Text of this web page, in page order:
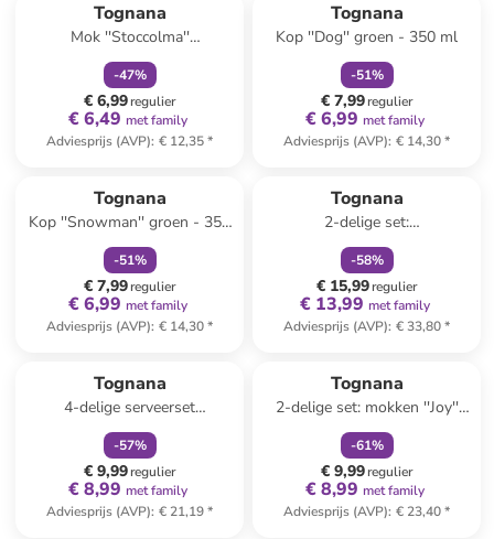
Tognana
Mok ''Stoccolma''
wit/groen/rood - 520 ml
-47%
€ 6,99regulier
€ 6,49 met family
Adviesprijs (AVP): € 12,35*
Tognana
Kop ''Dog'' groen - 350 ml
-51%
€ 7,99regulier
€ 6,99 met family
Adviesprijs (AVP): € 14,30*
Tognana
Kop ''Snowman'' groen - 350
ml
-51%
€ 7,99regulier
€ 6,99 met family
Adviesprijs (AVP): € 14,30*
Tognana
2-delige set:
champagneglazen ''Iride''
beige - 230 ml
-58%
€ 15,99regulier
€ 13,99 met family
Adviesprijs (AVP): € 33,80*
Tognana
4-delige serveerset
bruin/beige - (L)32 cm
-57%
€ 9,99regulier
€ 8,99 met family
Adviesprijs (AVP): € 21,19*
Tognana
2-delige set: mokken ''Joy''
wit/rood - 550 ml
-61%
€ 9,99regulier
€ 8,99 met family
Adviesprijs (AVP): € 23,40*